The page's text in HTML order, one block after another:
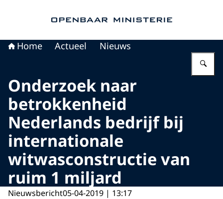
Home Actueel Nieuws
Onderzoek naar
betrokkenheid
Nederlands bedrijf bij
internationale
witwasconstructie van
ruim 1 miljard
Nieuwsbericht05-04-2019 | 13:17